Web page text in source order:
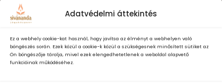
Adatvédelmi áttekintés
Ez a webhely cookie-kat használ, hogy javítsa az élményt a webhelyen való
böngészés során. Ezek közül a cookie-k közül a szükségesnek minősített sütiket az
Ön böngészője tárolja, mivel ezek elengedhetetlenek a weboldal alapvető
funkcióinak működéséhez.
Elfogadom a Sivánanda Jógaközpont Adatvédelmi- és
szabályzatát és hozzájárulok, hogy számomra hírlevelet küldjenek,
adataimat hírlevélküldés céljából kezeljék.